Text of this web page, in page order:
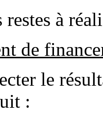
à
de
le
: